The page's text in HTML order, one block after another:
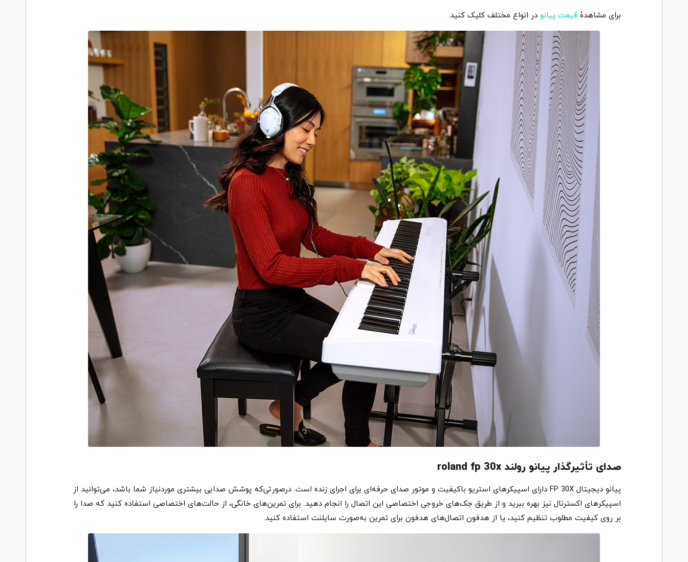
برای مشاهدهٔ قیمت پیانودر انواع مختلف کلیک کنید.
صدای تأثیرگذار پیانو رولند roland fp 30x
پیانو دیجیتال FP 30X دارای اسپیکرهای استریو باکیفیت و موتور صدای حرفه‌ای برای اجرای زنده است. درصورتی‌که پوشش صدایی بیشتری موردنیاز شما باشد، می‌توانید از
اسپیکرهای اکسترنال نیز بهره ببرید و از طریق جک‌های خروجی اختصاصی این اتصال را انجام دهید. برای تمرین‌های خانگی، از حالت‌های اختصاصی استفاده کنید که صدا را
بر روی کیفیت مطلوب تنظیم کنید، یا از هدفون اتصال‌های هدفون برای تمرین به‌صورت سایلنت استفاده کنید.